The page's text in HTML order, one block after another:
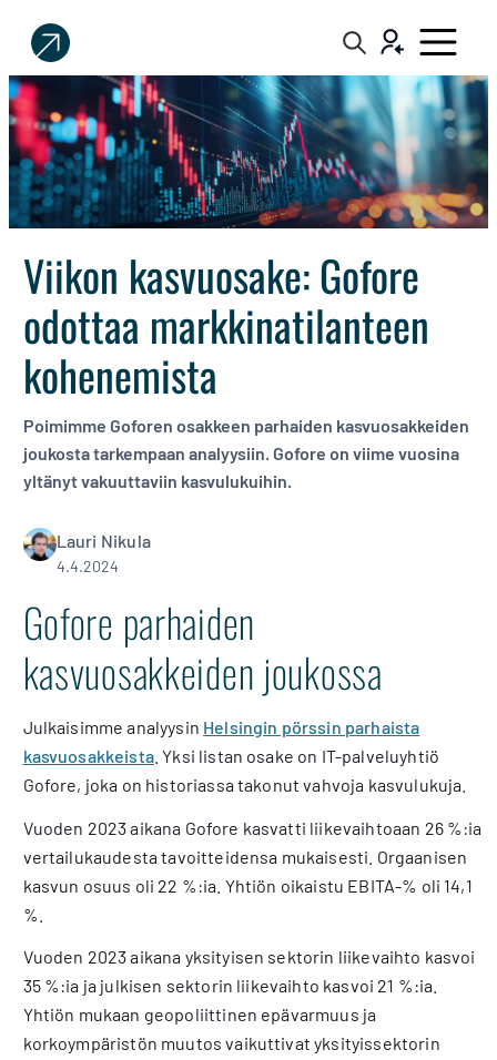
Sijoittaja.fi
Tee
parempia
sijoituspäätöksiä
Viikon kasvuosake: Gofore
odottaa markkinatilanteen
kohenemista
Poimimme Goforen osakkeen parhaiden kasvuosakkeiden
joukosta tarkempaan analyysiin. Gofore on viime vuosina
yltänyt vakuuttaviin kasvulukuihin.
Lauri Nikula
4.4.2024
Gofore parhaiden
kasvuosakkeiden joukossa
Julkaisimme analyysin Helsingin pörssin parhaista
kasvuosakkeista. Yksi listan osake on IT-palveluyhtiö
Gofore, joka on historiassa takonut vahvoja kasvulukuja.
Vuoden 2023 aikana Gofore kasvatti liikevaihtoaan 26 %:ia
vertailukaudesta tavoitteidensa mukaisesti. Orgaanisen
kasvun osuus oli 22 %:ia. Yhtiön oikaistu EBITA-% oli 14,1
%.
Vuoden 2023 aikana yksityisen sektorin liikevaihto kasvoi
35 %:ia ja julkisen sektorin liikevaihto kasvoi 21 %:ia.
Yhtiön mukaan geopoliittinen epävarmuus ja
korkoympäristön muutos vaikuttivat yksityissektorin